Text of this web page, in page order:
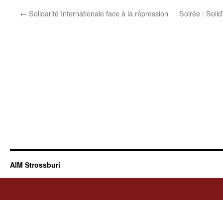
← Solidarité Internationale face à la répression Soirée :
AIM Strossburi